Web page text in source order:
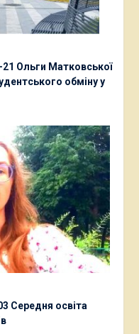
Ольги Матковської
обміну у
Середня освіта